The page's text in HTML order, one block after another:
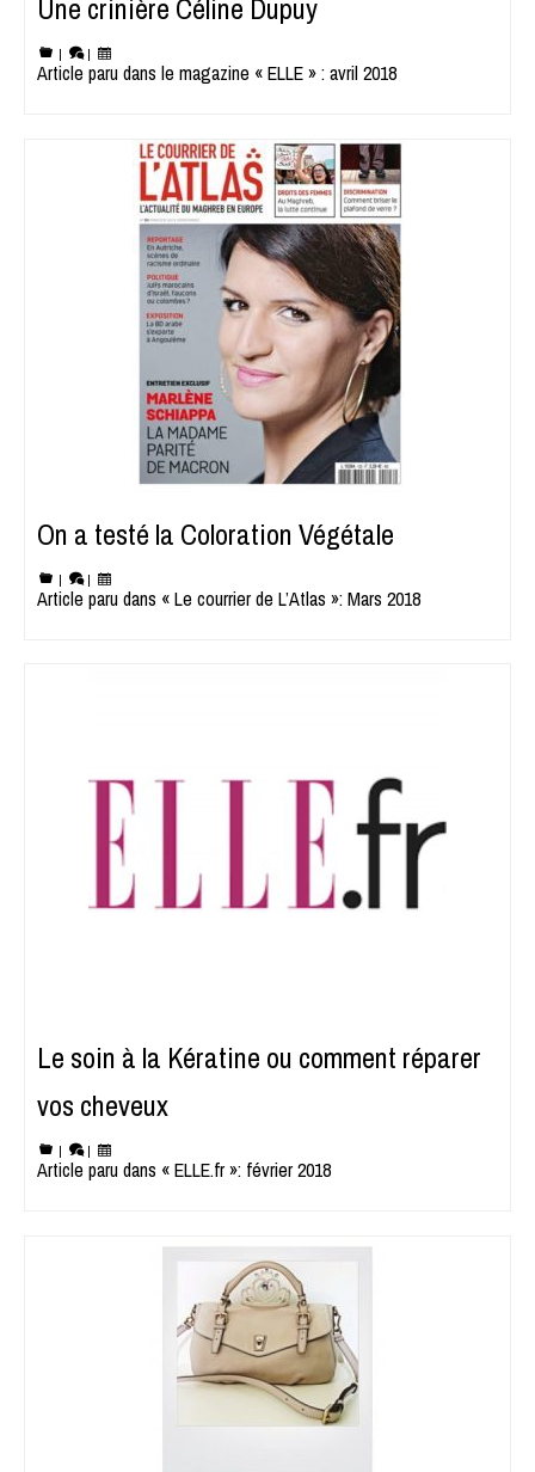
Une crinière Céline Dupuy
| |
Article paru dans le magazine « ELLE » : avril 2018
On a testé la Coloration Végétale
| |
Article paru dans « Le courrier de L’Atlas »: Mars 2018
Le soin à la Kératine ou comment réparer
vos cheveux
| |
Article paru dans « ELLE.fr »: février 2018